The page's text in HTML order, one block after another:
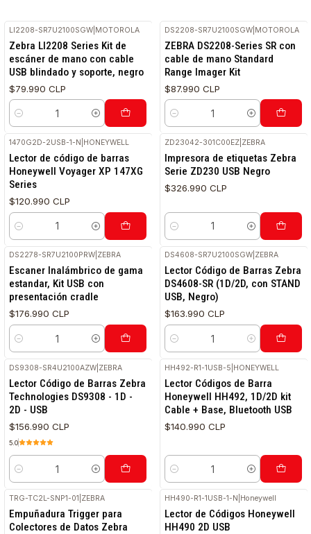
LI2208-SR7U2100SGW MOTOROLA
Zebra LI2208 Series Kit de
escáner de mano con cable
USB blindado y soporte, negro
$79.990 CLP
Cantidad
DS2208-SR7U2100SGW MOTOROLA
ZEBRA DS2208-Series SR con
cable de mano Standard
Range Imager Kit
$87.990 CLP
Cantidad
1470G2D-2USB-1-N HONEYWELL
Lector de código de barras
Honeywell Voyager XP 147XG
Series
$120.990 CLP
Cantidad
ZD23042-301C00EZ ZEBRA
Impresora de etiquetas Zebra
Serie ZD230 USB Negro
$326.990 CLP
Cantidad
DS2278-SR7U2100PRW ZEBRA
Escaner Inalámbrico de gama
estandar, Kit USB con
presentación cradle
$176.990 CLP
Cantidad
RETIRO HOY
DS4608-SR7U2100SGW ZEBRA
Lector Código de Barras Zebra
DS4608-SR (1D/2D, con STAND
USB, Negro)
$163.990 CLP
Cantidad
DS9308-SR4U2100AZW ZEBRA
Lector Código de Barras Zebra
Technologies DS9308 - 1D -
2D - USB
$156.990 CLP
5.0
Cantidad
HH492-R1-1USB-5 HONEYWELL
Lector Códigos de Barra
Honeywell HH492, 1D/2D kit
Cable + Base, Bluetooth USB
$140.990 CLP
Cantidad
TRG-TC2L-SNP1-01 ZEBRA
Empuñadura Trigger para
Colectores de Datos Zebra
HH490-R1-1USB-1-N Honeywell
Lector de Códigos Honeywell
HH490 2D USB